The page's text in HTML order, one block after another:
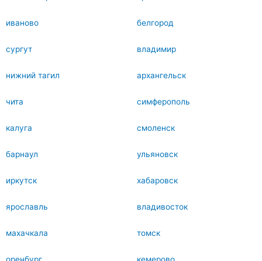
иваново белгород
сургут владимир
нижний тагил архангельск
чита симферополь
калуга смоленск
барнаул ульяновск
иркутск хабаровск
ярославль владивосток
махачкала томск